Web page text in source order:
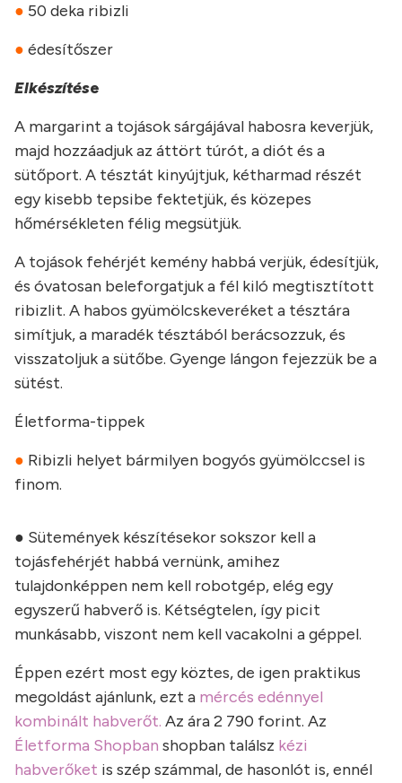
● 50 deka ribizli
● édesítőszer
Elkészítése
A margarint a tojások sárgájával habosra keverjük,
majd hozzáadjuk az áttört túrót, a diót és a
sütőport. A tésztát kinyújtjuk, kétharmad részét
egy kisebb tepsibe fektetjük, és közepes
hőmérsékleten félig megsütjük.
A tojások fehérjét kemény habbá verjük, édesítjük,
és óvatosan beleforgatjuk a fél kiló megtisztított
ribizlit. A habos gyümölcskeveréket a tésztára
simítjuk, a maradék tésztából berácsozzuk, és
visszatoljuk a sütőbe. Gyenge lángon fejezzük be a
sütést.
Életforma-tippek
● Ribizli helyet bármilyen bogyós gyümölccsel is
finom.
● Sütemények készítésekor sokszor kell a
tojásfehérjét habbá vernünk, amihez
tulajdonképpen nem kell robotgép, elég egy
egyszerű habverő is. Kétségtelen, így picit
munkásabb, viszont nem kell vacakolni a géppel.
Éppen ezért most egy köztes, de igen praktikus
megoldást ajánlunk, ezt a mércés edénnyel
kombinált habverőt. Az ára 2 790 forint. Az
Életforma Shopban shopban találsz kézi
habverőket is szép számmal, de hasonlót is, ennél